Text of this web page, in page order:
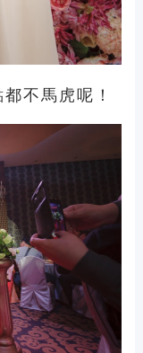
不馬虎呢！